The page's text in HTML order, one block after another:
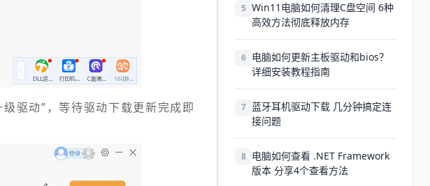
驱动”，等待驱动下载更新完成即
5 Win11电脑如何清理C盘空间 6种
高效方法彻底释放内存
6 电脑如何更新主板驱动和bios？
详细安装教程指南
7 蓝牙耳机驱动下载 几分钟搞定连
接问题
8 电脑如何查看 .NET Framework
版本 分享4个查看方法